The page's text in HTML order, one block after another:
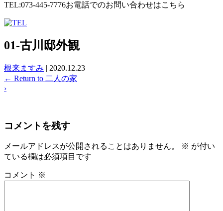
TEL:073-445-7776お電話でのお問い合わせはこちら
01-古川邸外観
根来ますみ | 2020.12.23
← Return to 二人の家
›
コメントを残す
メールアドレスが公開されることはありません。 ※ が付い
ている欄は必須項目です
コメント ※